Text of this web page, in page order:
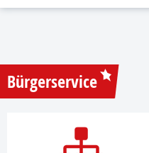
Bürgerservice